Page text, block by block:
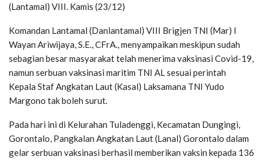
(Lantamal) VIII. Kamis (23/12)
Komandan Lantamal (Danlantamal) VIII Brigjen TNI (Mar) I
Wayan Ariwijaya, S.E., CFrA., menyampaikan meskipun sudah
sebagian besar masyarakat telah menerima vaksinasi Covid-19,
namun serbuan vaksinasi maritim TNI AL sesuai perintah
Kepala Staf Angkatan Laut (Kasal) Laksamana TNI Yudo
Margono tak boleh surut.
Pada hari ini di Kelurahan Tuladenggi, Kecamatan Dungingi,
Gorontalo, Pangkalan Angkatan Laut (Lanal) Gorontalo dalam
gelar serbuan vaksinasi berhasil memberikan vaksin kepada 136